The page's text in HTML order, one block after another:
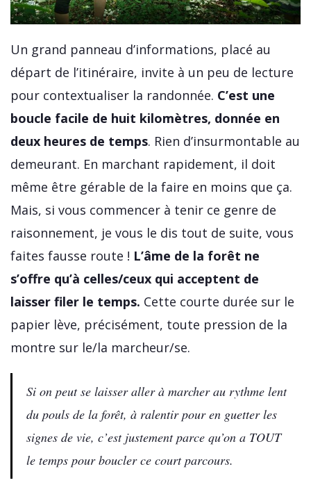
Un grand panneau d’informations, placé au
départ de l’itinéraire, invite à un peu de lecture
pour contextualiser la randonnée. C’est une
boucle facile de huit kilomètres, donnée en
deux heures de temps. Rien d’insurmontable au
demeurant. En marchant rapidement, il doit
même être gérable de la faire en moins que ça.
Mais, si vous commencer à tenir ce genre de
raisonnement, je vous le dis tout de suite, vous
faites fausse route ! L’âme de la forêt ne
s’offre qu’à celles/ceux qui acceptent de
laisser filer le temps. Cette courte durée sur le
papier lève, précisément, toute pression de la
montre sur le/la marcheur/se.
Si on peut se laisser aller à marcher au rythme lent
du pouls de la forêt, à ralentir pour en guetter les
signes de vie, c’est justement parce qu’on a TOUT
le temps pour boucler ce court parcours.